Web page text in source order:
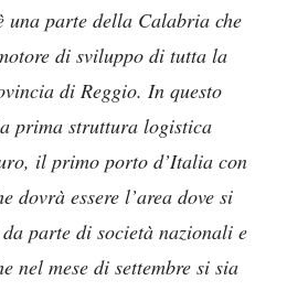
una parte della Calabria che
di sviluppo di tutta la
di Reggio. In questo
prima struttura logistica
il primo porto d’Italia con
dovrà essere l’area dove si
parte di società nazionali e
nel mese di settembre si sia